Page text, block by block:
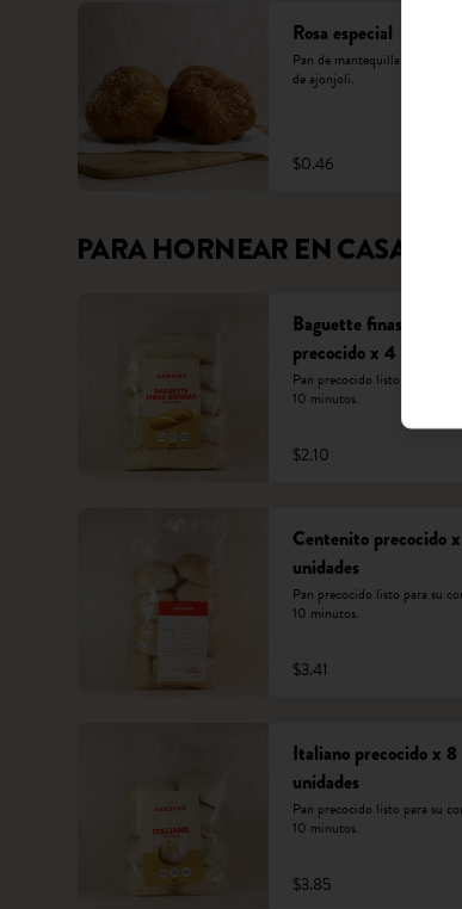
Rosa especial
Pan de mantequilla suave con
de ajonjolí.
$0.46
PARA HORNEAR EN CASA
Baguette finas hierbas
precocido x 4 unidades
Pan precocido listo para su
10 minutos.
$2.10
Centenito precocido x 8
unidades
Pan precocido listo para su
10 minutos.
$3.41
Italiano precocido x 8
unidades
Pan precocido listo para su
10 minutos.
$3.85